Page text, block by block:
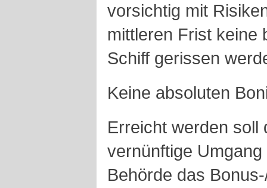
vorsichtig mit
mittleren Frist keine
Schiff gerissen
Keine absoluten
Erreicht werden soll
vernünftige
Behörde das